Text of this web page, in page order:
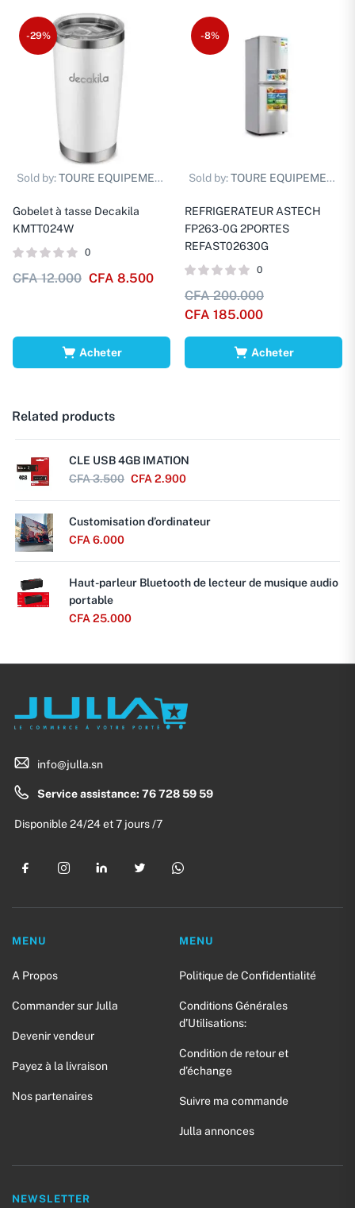
-29%
Sold by:TOURE EQUIPEMENTS D.
Gobelet à tasse Decakila
KMTT024W
0
CFA12.000 CFA 8.500
Acheter
-8%
Sold by:TOURE EQUIPEMENTS D.
REFRIGERATEUR ASTECH
FP263-0G 2PORTES
REFAST02630G
0
CFA200.000
CFA 185.000
Acheter
Related products
CLE USB 4GB IMATION
CFA3.500 CFA 2.900
Customisation d’ordinateur
CFA 6.000
Haut-parleur Bluetooth de lecteur de musique audio
portable
CFA 25.000
info@julla.sn
Service assistance: 76 728 59 59
Disponible 24/24 et 7 jours /7
MENU
A Propos
Commander sur Julla
Devenir vendeur
Payez à la livraison
Nos partenaires
MENU
Politique de Confidentialité
Conditions Générales
d’Utilisations:
Condition de retour et
d’échange
Suivre ma commande
Julla annonces
NEWSLETTER